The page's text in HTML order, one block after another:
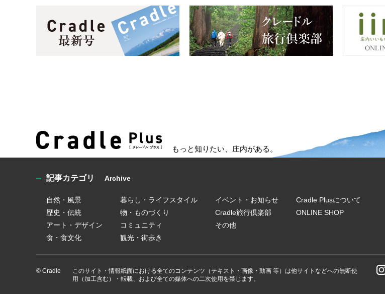
もっと知りたい、庄内がある。
記事カテゴリ Archive
自然・風景
歴史・伝統
アート・デザイン
食・食文化
暮らし・ライフスタイル
物・ものづくり
コミュニティ
観光・街歩き
イベント・お知らせ
Cradle旅行倶楽部
その他
Cradle Plusについて
ONLINE SHOP
© Cradle
このサイト・情報紙面における全てのコンテンツ（テキスト・画像・動画 等）は他サイトなどへの無断使
用（加工含む）・転載、および全ての媒体への二次使用を禁じます。